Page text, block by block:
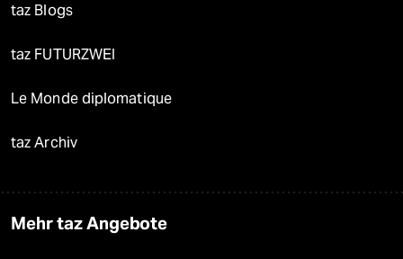
taz Blogs
taz FUTURZWEI
Le Monde diplomatique
taz Archiv
Mehr taz Angebote